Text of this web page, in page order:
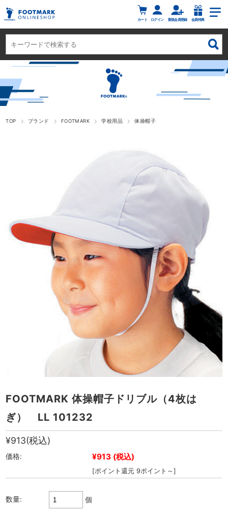
カート ログイン 新規会員登録 会員特典
TOP ブランド FOOTMARK 学校用品 体操帽子
FOOTMARK 体操帽子ドリブル（4枚は
ぎ） LL 101232
¥913(税込)
価格: ¥913 (税込)
[ポイント還元 9ポイント～]
数量: 個